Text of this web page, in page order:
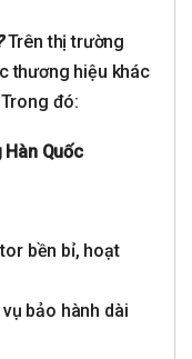
Trên thị trường
thương hiệu khác
đó:
Quốc
bền bỉ, hoạt
bảo hành dài